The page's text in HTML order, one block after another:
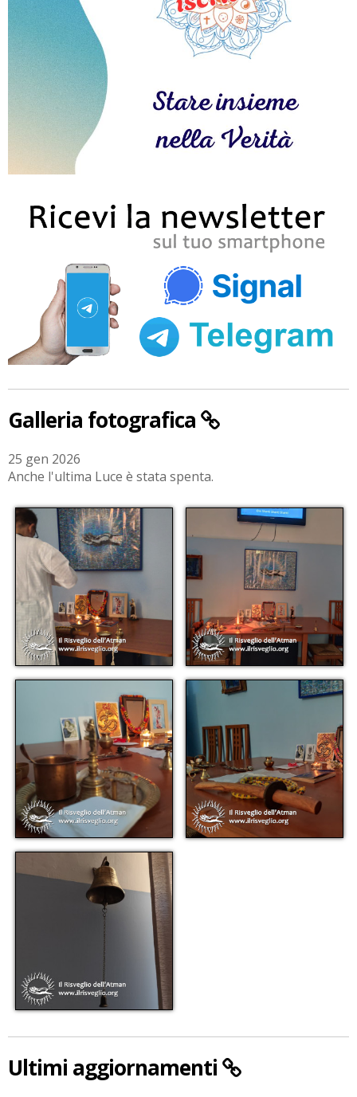
Galleria fotografica
25 gen 2026
Anche l'ultima Luce è stata spenta.
Ultimi aggiornamenti